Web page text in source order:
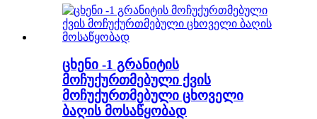
ცხენი -1 გრანიტის
მოჩუქურთმებული ქვის
მოჩუქურთმებული ცხოველი
ბაღის მოსაწყობად